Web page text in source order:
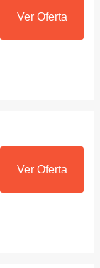
Ver Oferta
Ver Oferta